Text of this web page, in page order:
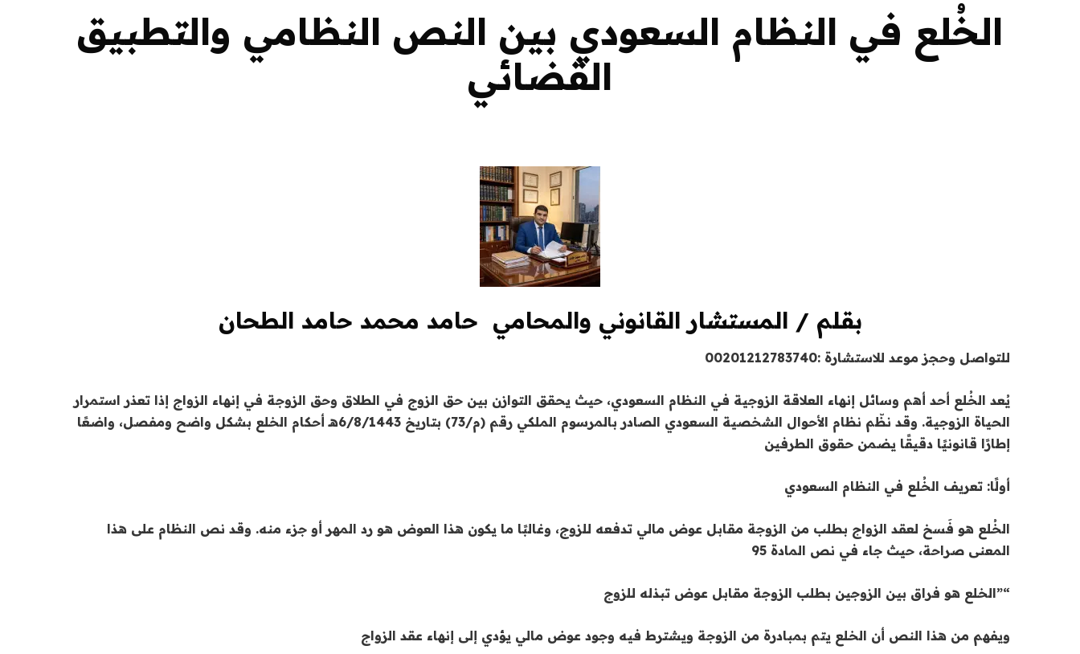
الخُلع في النظام السعودي بين النص النظامي والتطبيق
القضائي
بقلم / المستشار القانوني والمحامي حامد محمد حامد الطحان
للتواصل وحجز موعد للاستشارة :00201212783740
يُعد الخُلع أحد أهم وسائل إنهاء العلاقة الزوجية في النظام السعودي، حيث يحقق التوازن بين حق الزوج في الطلاق وحق الزوجة في إنهاء الزواج إذا تعذر استمرار
الحياة الزوجية. وقد نظّم نظام الأحوال الشخصية السعودي الصادر بالمرسوم الملكي رقم (م/73) بتاريخ 6/8/1443هـ أحكام الخلع بشكل واضح ومفصل، واضعًا
إطارًا قانونيًا دقيقًا يضمن حقوق الطرفين
أولًا: تعريف الخُلع في النظام السعودي
الخُلع هو فَسخ لعقد الزواج بطلب من الزوجة مقابل عوض مالي تدفعه للزوج، وغالبًا ما يكون هذا العوض هو رد المهر أو جزء منه. وقد نص النظام على هذا
المعنى صراحة، حيث جاء في نص المادة 95
“”الخلع هو فراق بين الزوجين بطلب الزوجة مقابل عوض تبذله للزوج
ويفهم من هذا النص أن الخلع يتم بمبادرة من الزوجة ويشترط فيه وجود عوض مالي يؤدي إلى إنهاء عقد الزواج